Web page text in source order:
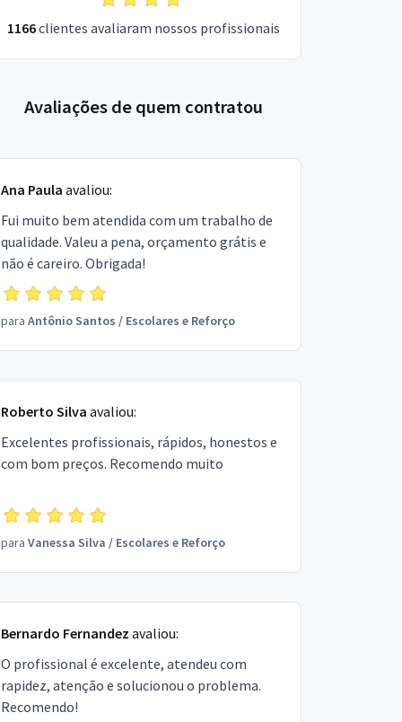
1166clientes avaliaram nossos profissionais
Avaliações de quem contratou
Ana Paula avaliou:
Fui muito bem atendida com um trabalho de
qualidade. Valeu a pena, orçamento grátis e
não é careiro. Obrigada!
para Antônio Santos / Escolares e Reforço
Roberto Silva avaliou:
Excelentes profissionais, rápidos, honestos e
com bom preços. Recomendo muito
para Vanessa Silva / Escolares e Reforço
Bernardo Fernandez avaliou:
O profissional é excelente, atendeu com
rapidez, atenção e solucionou o problema.
Recomendo!